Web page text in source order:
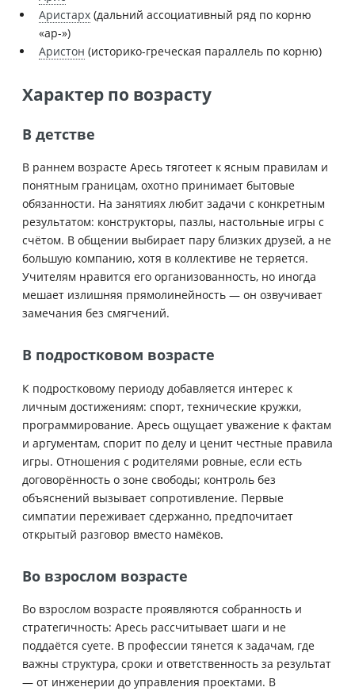
Аристарх (дальний ассоциативный ряд по корню
«ар-»)
Аристон (историко-греческая параллель по корню)
Характер по возрасту
В детстве
В раннем возрасте Аресь тяготеет к ясным правилам и
понятным границам, охотно принимает бытовые
обязанности. На занятиях любит задачи с конкретным
результатом: конструкторы, пазлы, настольные игры с
счётом. В общении выбирает пару близких друзей, а не
большую компанию, хотя в коллективе не теряется.
Учителям нравится его организованность, но иногда
мешает излишняя прямолинейность — он озвучивает
замечания без смягчений.
В подростковом возрасте
К подростковому периоду добавляется интерес к
личным достижениям: спорт, технические кружки,
программирование. Аресь ощущает уважение к фактам
и аргументам, спорит по делу и ценит честные правила
игры. Отношения с родителями ровные, если есть
договорённость о зоне свободы; контроль без
объяснений вызывает сопротивление. Первые
симпатии переживает сдержанно, предпочитает
открытый разговор вместо намёков.
Во взрослом возрасте
Во взрослом возрасте проявляются собранность и
стратегичность: Аресь рассчитывает шаги и не
поддаётся суете. В профессии тянется к задачам, где
важны структура, сроки и ответственность за результат
— от инженерии до управления проектами. В